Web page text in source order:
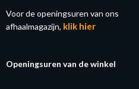
Voor de openingsuren van ons
afhaalmagazijn, klik hier
Openingsuren van de winkel